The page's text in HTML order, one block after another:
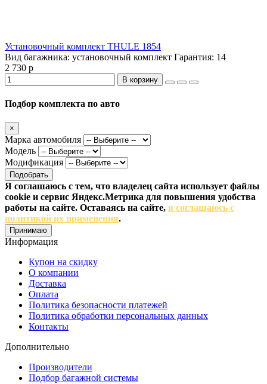
Установочный комплект THULE 1854
Вид багажника: установочный комплект Гарантия: 14
2 730 р
В корзину
Подбор комплекта по авто
×
Марка автомобиля
Модель
Модификация
Подобрать
Я соглашаюсь с тем, что владелец сайта использует файлы
cookie и сервис Яндекс.Метрика для повышения удобства
работы на сайте. Оставаясь на сайте, я соглашаюсь с
политикой их применения.
Принимаю
Информация
Купон на скидку
О компании
Доставка
Оплата
Политика безопасности платежей
Политика обработки персональных данных
Контакты
Дополнительно
Производители
Подбор багажной системы